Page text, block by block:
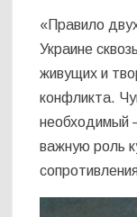
«Правило
Украине
живущих и
конфликта.
необходимый
важную роль